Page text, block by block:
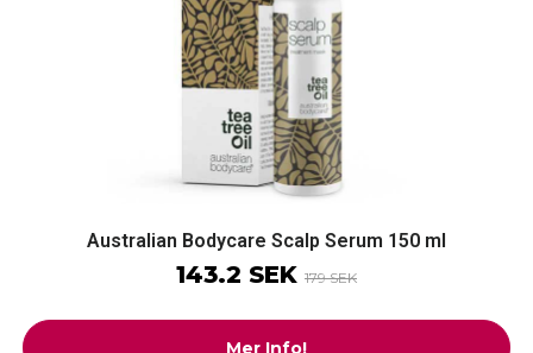
Australian Bodycare Scalp Serum 150 ml
143.2 SEK 179 SEK
Mer Info!